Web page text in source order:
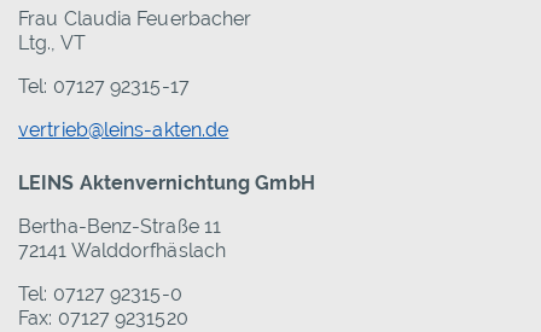
Frau Claudia Feuerbacher
Ltg., VT
Tel: 07127 92315-17
vertrieb@leins-akten.de
LEINS Aktenvernichtung GmbH
Bertha-Benz-Straße 11
72141 Walddorfhäslach
Tel: 07127 92315-0
Fax: 07127 9231520